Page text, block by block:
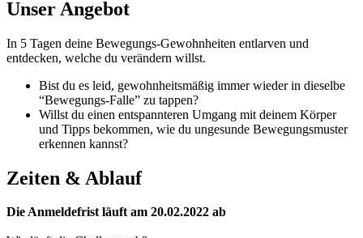
Unser Angebot
In 5 Tagen deine Bewegungs-Gewohnheiten entlarven und
entdecken, welche du verändern willst.
Bist du es leid, gewohnheitsmäßig immer wieder in dieselbe
“Bewegungs-Falle” zu tappen?
Willst du einen entspannteren Umgang mit deinem Körper
und Tipps bekommen, wie du ungesunde Bewegungsmuster
erkennen kannst?
Zeiten & Ablauf
Die Anmeldefrist läuft am 20.02.2022 ab